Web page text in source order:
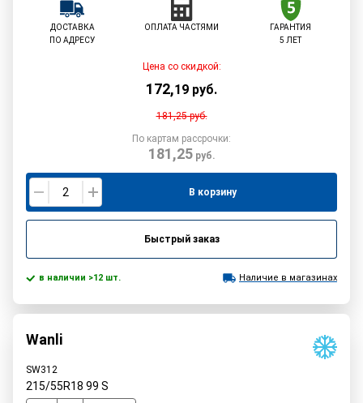
ДОСТАВКА
ПО АДРЕСУ
ОПЛАТА ЧАСТЯМИ
ГАРАНТИЯ
5 ЛЕТ
Цена со скидкой:
172,19 руб.
181,25руб.
По картам рассрочки:
181,25руб.
В корзину
Быстрый заказ
в наличии >12 шт. Наличие в магазинах
Wanli
SW312
215/55R18 99 S